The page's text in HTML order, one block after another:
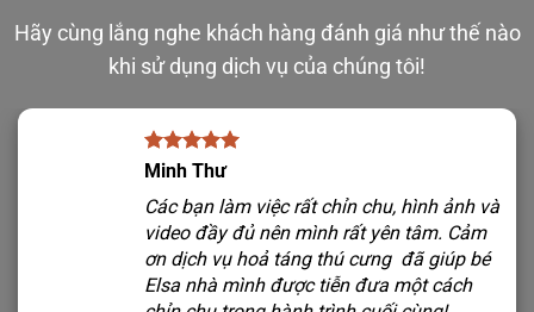
Hãy cùng lắng nghe khách hàng đánh giá như thế nào
khi sử dụng dịch vụ của chúng tôi!
Minh Thư
Các bạn làm việc rất chỉn chu, hình ảnh và
video đầy đủ nên mình rất yên tâm. Cảm
ơn dịch vụ hoả táng thú cưng đã giúp bé
Elsa nhà mình được tiễn đưa một cách